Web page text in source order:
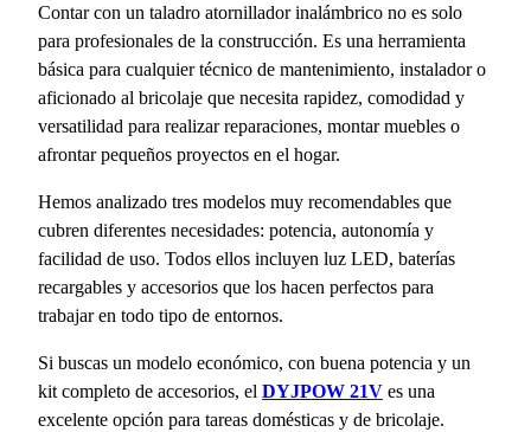
Contar con un taladro atornillador inalámbrico no es solo
para profesionales de la construcción. Es una herramienta
básica para cualquier técnico de mantenimiento, instalador o
aficionado al bricolaje que necesita rapidez, comodidad y
versatilidad para realizar reparaciones, montar muebles o
afrontar pequeños proyectos en el hogar.
Hemos analizado tres modelos muy recomendables que
cubren diferentes necesidades: potencia, autonomía y
facilidad de uso. Todos ellos incluyen luz LED, baterías
recargables y accesorios que los hacen perfectos para
trabajar en todo tipo de entornos.
Si buscas un modelo económico, con buena potencia y un
kit completo de accesorios, el DYJPOW 21V es una
excelente opción para tareas domésticas y de bricolaje.